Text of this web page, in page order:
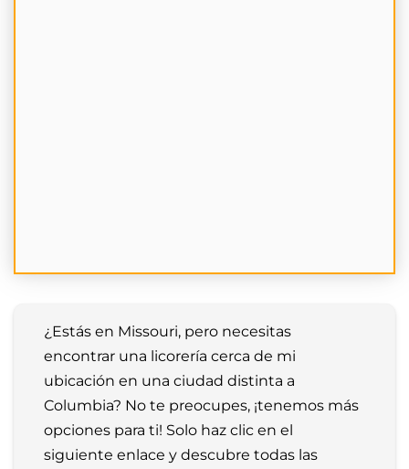
¿Estás en Missouri, pero necesitas
encontrar una licorería cerca de mi
ubicación en una ciudad distinta a
Columbia? No te preocupes, ¡tenemos más
opciones para ti! Solo haz clic en el